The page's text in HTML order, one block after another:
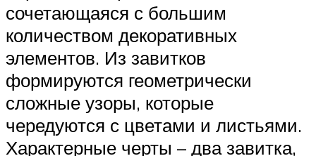
сочетающаяся с большим
количеством декоративных
элементов. Из завитков
формируются геометрически
сложные узоры, которые
чередуются с цветами и листьями.
Характерные черты – два завитка,